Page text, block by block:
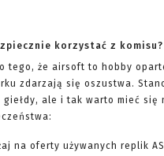
korzystać z komisu?
tego, że airsoft to hobby
zdarzają się oszustwa.
giełdy, ale i tak warto mieć
na oferty używanych replik